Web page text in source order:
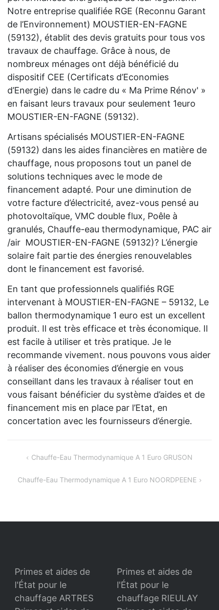
Notre entreprise qualifiée RGE (Reconnu Garant
de l’Environnement) MOUSTIER-EN-FAGNE
(59132), établit des devis gratuits pour tous vos
travaux de chauffage. Grâce à nous, de
nombreux ménages ont déjà bénéficié du
dispositif CEE (Certificats d’Economies
d’Energie) dans le cadre du « Ma Prime Rénov' »
en faisant leurs travaux pour seulement 1euro
MOUSTIER-EN-FAGNE (59132).
Artisans spécialisés MOUSTIER-EN-FAGNE
(59132) dans les aides financières en matière de
chauffage, nous proposons tout un panel de
solutions techniques avec le mode de
financement adapté. Pour une diminution de
votre facture d’électricité, avez-vous pensé au
photovoltaïque, VMC double flux, Poêle à
granulés, Chauffe-eau thermodynamique, PAC air
/air MOUSTIER-EN-FAGNE (59132)? L’énergie
solaire fait partie des énergies renouvelables
dont le financement est favorisé.
En tant que professionnels qualifiés RGE
intervenant à MOUSTIER-EN-FAGNE – 59132, Le
ballon thermodynamique 1 euro est un excellent
produit. Il est très efficace et très économique. Il
est facile à utiliser et très pratique. Je le
recommande vivement. nous pouvons vous aider
à réaliser des économies d’énergie en vous
conseillant dans les travaux à réaliser tout en
vous faisant bénéficier du système d’aides et de
financement mis en place par l’Etat, en
concertation avec les fournisseurs d’énergie.
Navigation
Chauffe-Eau Thermodynamique A 1 Euro GRUSON
Chauffe-Eau Thermodynamique A 1 Euro NOORDPEENE
Primes et aides de
l'État pour le
chauffage ARTRES
Primes et aides de
l'État pour le
chauffage RIEULAY